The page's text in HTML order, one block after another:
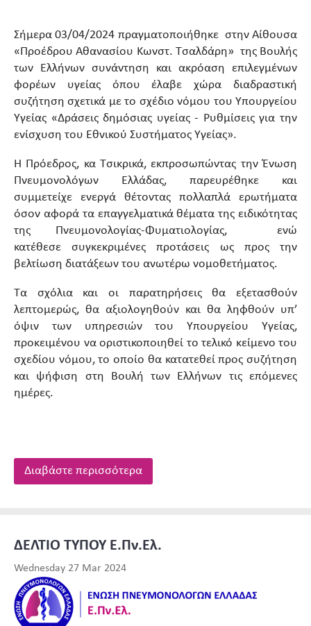
Σήμερα 03/04/2024 πραγματοποιήθηκε στην Αίθουσα
«Προέδρου Αθανασίου Κωνστ. Τσαλδάρη» της Βουλής
των Ελλήνων συνάντηση και ακρόαση επιλεγμένων
φορέων υγείας όπου έλαβε χώρα διαδραστική
συζήτηση σχετικά με το σχέδιο νόμου του Υπουργείου
Υγείας «Δράσεις δημόσιας υγείας - Ρυθμίσεις για την
ενίσχυση του Εθνικού Συστήματος Υγείας».
Η Πρόεδρος, κα Τσικρικά, εκπροσωπώντας την Ένωση
Πνευμονολόγων Ελλάδας, παρευρέθηκε και
συμμετείχε ενεργά θέτοντας πολλαπλά ερωτήματα
όσον αφορά τα επαγγελματικά θέματα της ειδικότητας
της Πνευμονολογίας-Φυματιολογίας, ενώ
κατέθεσε συγκεκριμένες προτάσεις ως προς την
βελτίωση διατάξεων του ανωτέρω νομοθετήματος.
Τα σχόλια και οι παρατηρήσεις θα εξετασθούν
λεπτομερώς, θα αξιολογηθούν και θα ληφθούν υπ’
όψιν των υπηρεσιών του Υπουργείου Υγείας,
προκειμένου να οριστικοποιηθεί το τελικό κείμενο του
σχεδίου νόμου, το οποίο θα κατατεθεί προς συζήτηση
και ψήφιση στη Βουλή των Ελλήνων τις επόμενες
ημέρες.
Διαβάστε περισσότερα
ΔΕΛΤΙΟ ΤΥΠΟΥ Ε.Πν.Ελ.
Wednesday 27 Mar 2024